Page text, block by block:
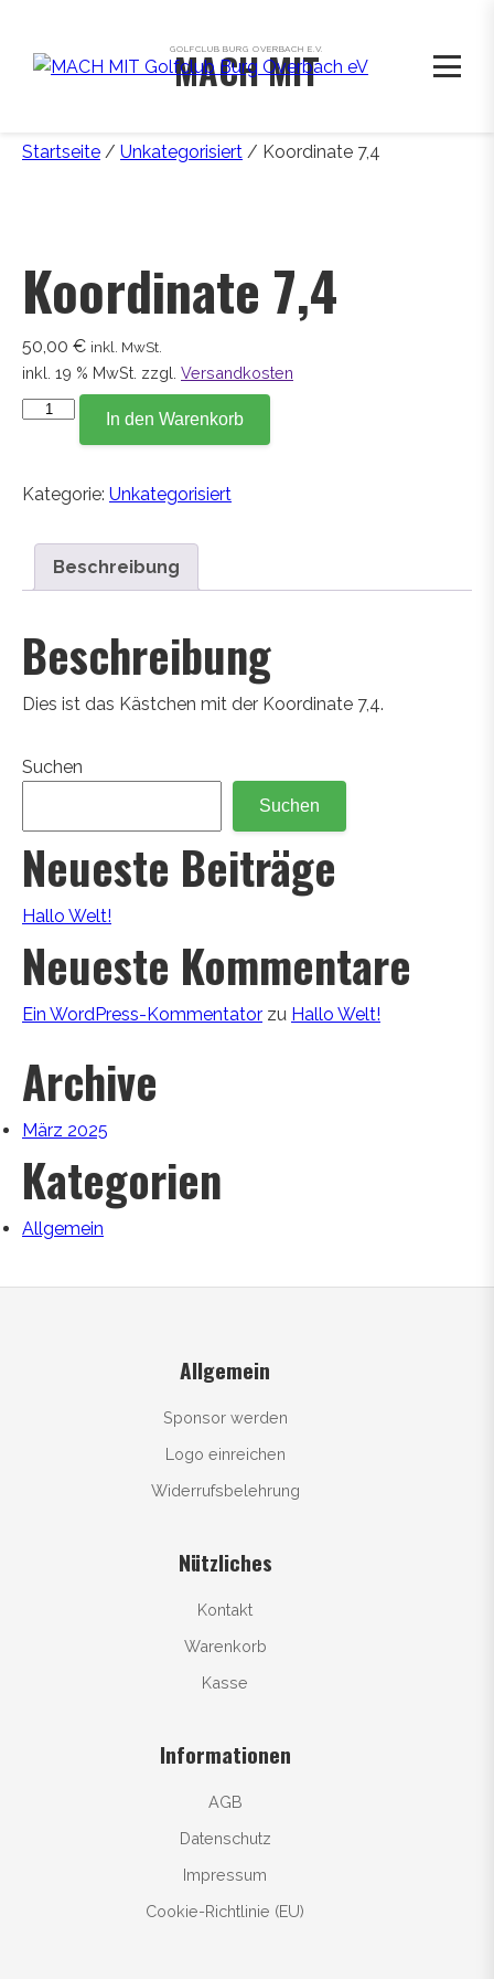
GOLFCLUB BURG OVERBACH E.V.
MACH MIT
Startseite / Unkategorisiert / Koordinate 7,4
Koordinate 7,4
50,00 € inkl. MwSt.
inkl. 19 % MwSt. zzgl. Versandkosten
Koordinate
In den Warenkorb
Kategorie: Unkategorisiert
Beschreibung
Beschreibung
Dies ist das Kästchen mit der Koordinate 7,4.
Suchen
Suchen
Neueste Beiträge
Hallo Welt!
Neueste Kommentare
Ein WordPress-Kommentator zu Hallo Welt!
Archive
März 2025
Kategorien
Allgemein
Allgemein
Sponsor werden
Logo einreichen
Widerrufsbelehrung
Nützliches
Kontakt
Warenkorb
Kasse
Informationen
AGB
Datenschutz
Impressum
Cookie-Richtlinie (EU)